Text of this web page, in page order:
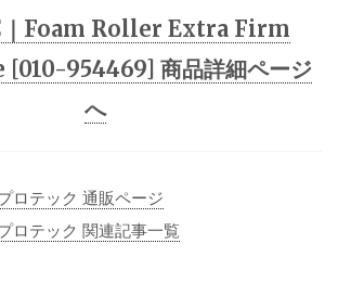
｜Foam Roller Extra Firm
954469] 商品詳細ページ
へ
ロテック 通販ページ
ロテック 関連記事一覧